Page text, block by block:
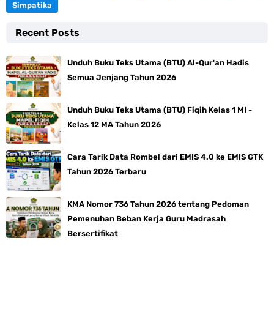
Simpatika
Recent Posts
Unduh Buku Teks Utama (BTU) Al-Qur'an Hadis
Semua Jenjang Tahun 2026
Unduh Buku Teks Utama (BTU) Fiqih Kelas 1 MI -
Kelas 12 MA Tahun 2026
Cara Tarik Data Rombel dari EMIS 4.0 ke EMIS GTK
Tahun 2026 Terbaru
KMA Nomor 736 Tahun 2026 tentang Pedoman
Pemenuhan Beban Kerja Guru Madrasah
Bersertifikat